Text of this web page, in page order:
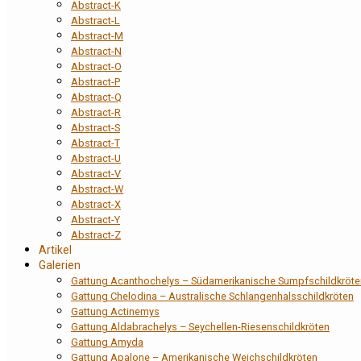
Abstract-K
Abstract-L
Abstract-M
Abstract-N
Abstract-O
Abstract-P
Abstract-Q
Abstract-R
Abstract-S
Abstract-T
Abstract-U
Abstract-V
Abstract-W
Abstract-X
Abstract-Y
Abstract-Z
Artikel
Galerien
Gattung Acanthochelys – Südamerikanische
Gattung Chelodina – Australische Schlangenhalsschildkröten
Gattung Actinemys
Gattung Aldabrachelys – Seychellen-Riesenschildkröten
Gattung Amyda
Gattung Apalone – Amerikanische Weichschildkröten